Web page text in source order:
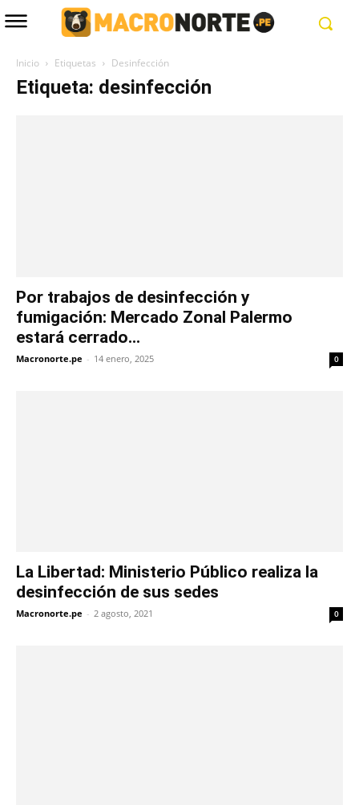
Inicio Etiquetas Desinfección
Etiqueta: desinfección
Por trabajos de desinfección y
fumigación: Mercado Zonal Palermo
estará cerrado...
Macronorte.pe - 14 enero, 2025 0
La Libertad: Ministerio Público realiza la
desinfección de sus sedes
Macronorte.pe - 2 agosto, 2021 0